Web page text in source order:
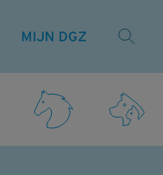
MIJN DGZ